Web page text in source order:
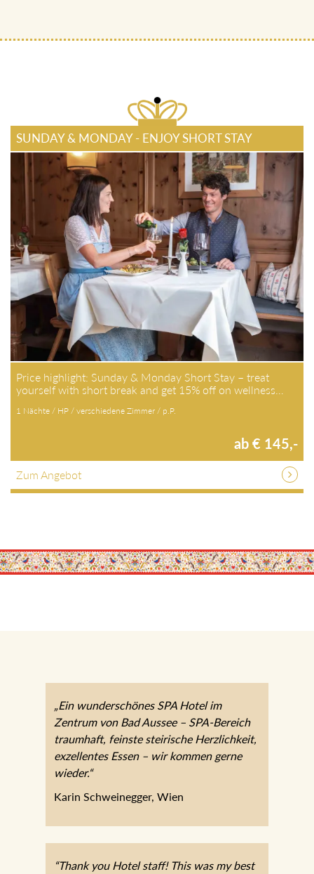
SUNDAY & MONDAY - ENJOY SHORT STAY
Price highlight: Sunday & Monday Short Stay – treat
yourself with short break and get 15% off on wellness…
1 Nächte / HP / verschiedene Zimmer / p.P.
ab € 145,-
Zum Angebot
„Ein wunderschönes SPA Hotel im
Zentrum von Bad Aussee – SPA-Bereich
traumhaft, feinste steirische Herzlichkeit,
exzellentes Essen – wir kommen gerne
wieder.“
Karin Schweinegger, Wien
“Thank you Hotel staff! This was my best